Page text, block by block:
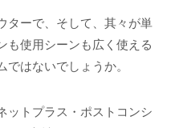
ターで、そして、其々が単
も使用シーンも広く使える
はないでしょうか。
ットプラス・ポストコンシ